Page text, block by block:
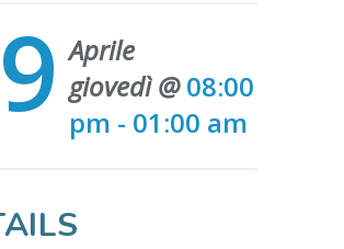
Aprile
giovedì @08:00
pm - 01:00 am